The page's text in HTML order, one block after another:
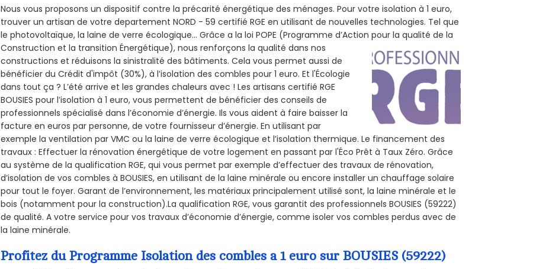
Nous vous proposons un dispositif contre la précarité énergétique des ménages. Pour votre isolation à 1 euro,
trouver un artisan de votre departement NORD - 59 certifié RGE en utilisant de nouvelles technologies. Tel que
le photovoltaïque, la laine de verre écologique... Grâce a la loi POPE (Programme d’Action pour la qualité de la
Construction et la transition Énergétique), nous renforçons la qualité dans nos
constructions et réduisons la sinistralité des bâtiments. Cela vous permet aussi de
bénéficier du Crédit d'impôt (30%), à l’isolation des combles pour 1 euro. Et l'Écologie
dans tout ça ? L’été arrive et les grandes chaleurs avec ! Les artisans certifié RGE
BOUSIES pour l’isolation à 1 euro, vous permettent de bénéficier des conseils de
professionnels spécialisé dans l’économie d’énergie. Ils vous aident à faire baisser la
facture en euros par personne, de votre fournisseur d’énergie. En utilisant par
exemple la ventilation par VMC ou la laine de verre écologique et l’isolation thermique. Le financement des
travaux : Effectuer la rénovation énergétique de votre logement en passant par l'Éco Prêt à Taux Zéro. Grâce
au système de la qualification RGE, qui vous permet par exemple d’effectuer des travaux de rénovation,
d’isolation de vos combles à BOUSIES, en utilisant de la laine minérale ou encore installer un chauffage solaire
pour tout le foyer. Garant de l’environnement, les matériaux principalement utilisé sont, la laine minérale et le
bois (notamment pour la construction).La qualification RGE, vous garantit des professionnels BOUSIES (59222)
de qualité. A votre service pour vos travaux d’économie d’énergie, comme isoler vos combles perdus avec de
la laine minérale.
Profitez du Programme Isolation des combles a 1 euro sur BOUSIES (59222)